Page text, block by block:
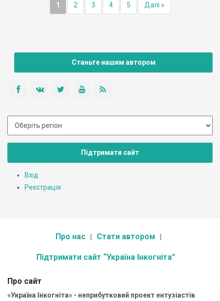
1 2 3 4 5 Далі »
Станьте нашим автором
Підтримати сайт
Вхід
Реєстрація
Про нас Стати автором
Підтримати сайт “Україна Інкогніта”
Про сайт
«Україна Інкогніта» - неприбутковий проект ентузіастів